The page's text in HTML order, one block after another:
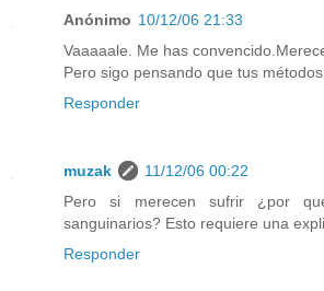
Anónimo 10/12/06 21:33
Vaaaaale. Me has
Pero sigo pensando que tus
Responder
muzak
11/12/06 00:22
Pero si merecen sufrir ¿por
sanguinarios? Esto requiere una
Responder